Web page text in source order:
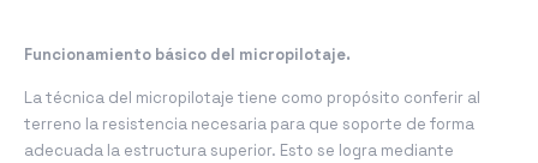
Funcionamiento básico del micropilotaje.
La técnica del micropilotaje tiene como propósito conferir al
terreno la resistencia necesaria para que soporte de forma
adecuada la estructura superior. Esto se logra mediante